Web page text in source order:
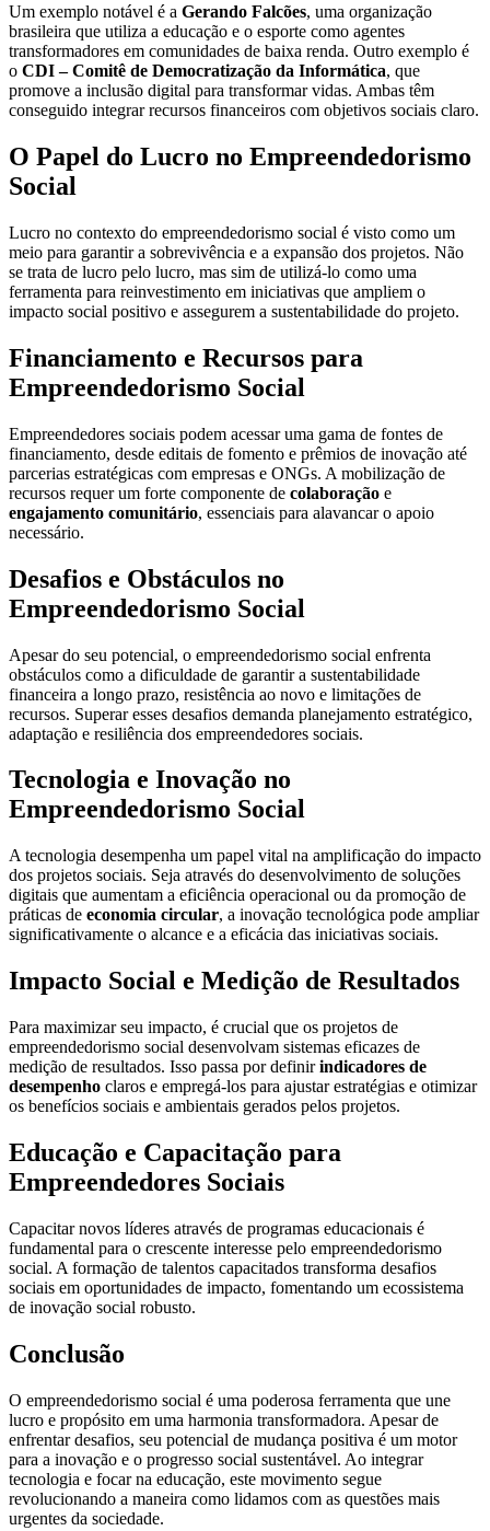
Um exemplo notável é a Gerando Falcões, uma organização
brasileira que utiliza a educação e o esporte como agentes
transformadores em comunidades de baixa renda. Outro exemplo é
o CDI – Comitê de Democratização da Informática, que
promove a inclusão digital para transformar vidas. Ambas têm
conseguido integrar recursos financeiros com objetivos sociais claro.
O Papel do Lucro no Empreendedorismo
Social
Lucro no contexto do empreendedorismo social é visto como um
meio para garantir a sobrevivência e a expansão dos projetos. Não
se trata de lucro pelo lucro, mas sim de utilizá-lo como uma
ferramenta para reinvestimento em iniciativas que ampliem o
impacto social positivo e assegurem a sustentabilidade do projeto.
Financiamento e Recursos para
Empreendedorismo Social
Empreendedores sociais podem acessar uma gama de fontes de
financiamento, desde editais de fomento e prêmios de inovação até
parcerias estratégicas com empresas e ONGs. A mobilização de
recursos requer um forte componente de colaboração e
engajamento comunitário, essenciais para alavancar o apoio
necessário.
Desafios e Obstáculos no
Empreendedorismo Social
Apesar do seu potencial, o empreendedorismo social enfrenta
obstáculos como a dificuldade de garantir a sustentabilidade
financeira a longo prazo, resistência ao novo e limitações de
recursos. Superar esses desafios demanda planejamento estratégico,
adaptação e resiliência dos empreendedores sociais.
Tecnologia e Inovação no
Empreendedorismo Social
A tecnologia desempenha um papel vital na amplificação do impacto
dos projetos sociais. Seja através do desenvolvimento de soluções
digitais que aumentam a eficiência operacional ou da promoção de
práticas de economia circular, a inovação tecnológica pode ampliar
significativamente o alcance e a eficácia das iniciativas sociais.
Impacto Social e Medição de Resultados
Para maximizar seu impacto, é crucial que os projetos de
empreendedorismo social desenvolvam sistemas eficazes de
medição de resultados. Isso passa por definirindicadores de
desempenho claros e empregá-los para ajustar estratégias e otimizar
os benefícios sociais e ambientais gerados pelos projetos.
Educação e Capacitação para
Empreendedores Sociais
Capacitar novos líderes através de programas educacionais é
fundamental para o crescente interesse pelo empreendedorismo
social. A formação de talentos capacitados transforma desafios
sociais em oportunidades de impacto, fomentando um ecossistema
de inovação social robusto.
Conclusão
O empreendedorismo social é uma poderosa ferramenta que une
lucro e propósito em uma harmonia transformadora. Apesar de
enfrentar desafios, seu potencial de mudança positiva é um motor
para a inovação e o progresso social sustentável. Ao integrar
tecnologia e focar na educação, este movimento segue
revolucionando a maneira como lidamos com as questões mais
urgentes da sociedade.